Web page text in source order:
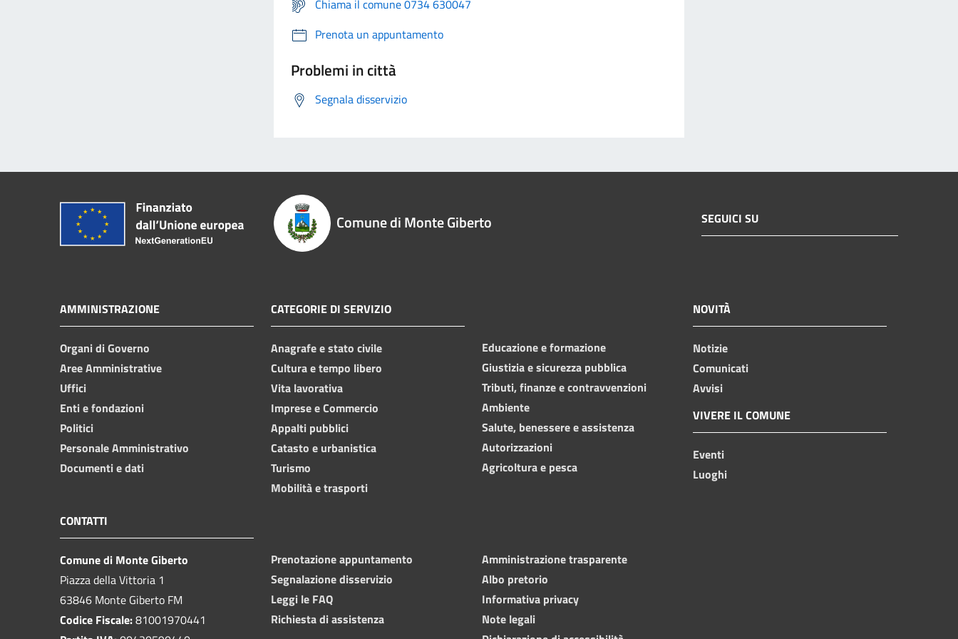
Chiama il comune 0734 630047
Prenota un appuntamento
Problemi in città
Segnala disservizio
Comune di Monte Giberto SEGUICI SU
AMMINISTRAZIONE
Organi di Governo
Aree Amministrative
Uffici
Enti e fondazioni
Politici
Personale Amministrativo
Documenti e dati
CATEGORIE DI SERVIZIO
Anagrafe e stato civile
Cultura e tempo libero
Vita lavorativa
Imprese e Commercio
Appalti pubblici
Catasto e urbanistica
Turismo
Mobilità e trasporti
Educazione e formazione
Giustizia e sicurezza pubblica
Tributi, finanze e contravvenzioni
Ambiente
Salute, benessere e assistenza
Autorizzazioni
Agricoltura e pesca
NOVITÀ
Notizie
Comunicati
Avvisi
VIVERE IL COMUNE
Eventi
Luoghi
CONTATTI
Comune di Monte Giberto
Piazza della Vittoria 1
63846 Monte Giberto FM
Codice Fiscale:81001970441
Prenotazione appuntamento
Segnalazione disservizio
Leggi le FAQ
Richiesta di assistenza
Amministrazione trasparente
Albo pretorio
Informativa privacy
Note legali